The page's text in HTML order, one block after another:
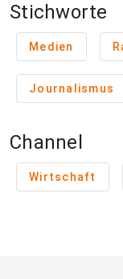
Stichworte
Medien
Journalismus
Channel
Wirtschaft